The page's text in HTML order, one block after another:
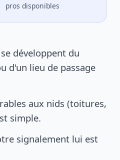
pros disponibles
développent du
d'un lieu de passage
aux nids (toitures,
simple.
signalement lui est